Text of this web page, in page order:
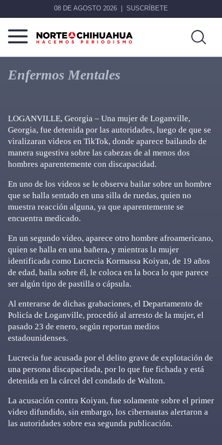
08 DE AGOSTO 2026 SUSCRÍBETE
Norte
Chihuahua
Más
que
noticias,
Enfermos Mentales
LOGANVILLE, Georgia – Una mujer de Loganville,
Georgia, fue detenida por las autoridades, luego de que se
viralizaran videos en TikTok, donde aparece bailando de
manera sugestiva sobre las cabezas de al menos dos
hombres aparentemente con discapacidad.
En uno de los videos se le observa bailar sobre un hombre
que se halla sentado en una silla de ruedas, quien no
muestra reacción alguna, ya que aparentemente se
encuentra medicado.
En un segundo video, aparece otro hombre afroamericano,
quien se halla en una bañera, y mientras la mujer
identificada como Lucrecia Kormassa Koiyan, de 19 años
de edad, baila sobre él, le coloca en la boca lo que parece
ser algún tipo de pastilla o cápsula.
Al enterarse de dichas grabaciones, el Departamento de
Policía de Loganville, procedió al arresto de la mujer, el
pasado 23 de enero, según reportan medios
estadounidenses.
Lucrecia fue acusada por el delito grave de explotación de
una persona discapacitada, por lo que fue fichada y está
detenida en la cárcel del condado de Walton.
La acusación contra Koiyan, fue solamente sobre el primer
video difundido, sin embargo, los cibernautas alertaron a
las autoridades sobre esa segunda publicación.